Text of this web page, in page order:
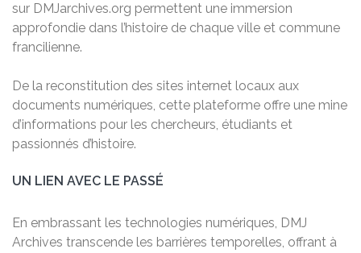
sur DMJarchives.org permettent une immersion
approfondie dans l’histoire de chaque ville et commune
francilienne.
De la reconstitution des sites internet locaux aux
documents numériques, cette plateforme offre une mine
d’informations pour les chercheurs, étudiants et
passionnés d’histoire.
UN LIEN AVEC LE PASSÉ
En embrassant les technologies numériques, DMJ
Archives transcende les barrières temporelles, offrant à